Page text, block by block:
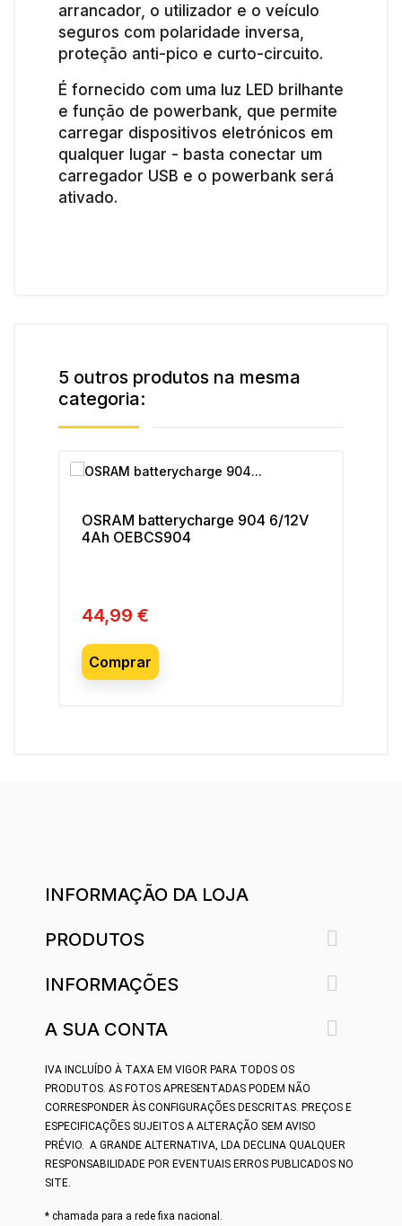
arrancador, o utilizador e o veículo
seguros com polaridade inversa,
proteção anti-pico e curto-circuito.
É fornecido com uma luz LED brilhante
e função de powerbank, que permite
carregar dispositivos eletrónicos em
qualquer lugar - basta conectar um
carregador USB e o powerbank será
ativado.
5 outros produtos na mesma
categoria:
OSRAM batterycharge 904 6/12V
4Ah OEBCS904
Preço
44,99 €
Comprar
INFORMAÇÃO DA LOJA
PRODUTOS 
INFORMAÇÕES 
A SUA CONTA 
IVA INCLUÍDO À TAXA EM VIGOR PARA TODOS OS
PRODUTOS. AS FOTOS APRESENTADAS PODEM NÃO
CORRESPONDER ÀS CONFIGURAÇÕES DESCRITAS. PREÇOS E
ESPECIFICAÇÕES SUJEITOS A ALTERAÇÃO SEM AVISO
PRÉVIO. A GRANDE ALTERNATIVA, LDA DECLINA QUALQUER
RESPONSABILIDADE POR EVENTUAIS ERROS PUBLICADOS NO
SITE.
* chamada para a rede fixa nacional.